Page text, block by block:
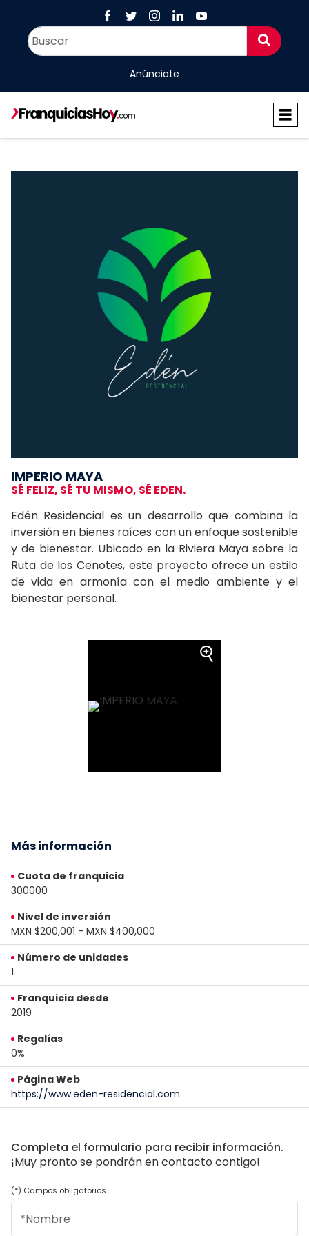
Anúnciate
IMPERIO MAYA
SÉ FELIZ, SÉ TU MISMO, SÉ EDEN.
Edén Residencial es un desarrollo que combina la
inversión en bienes raíces con un enfoque sostenible
y de bienestar. Ubicado en la Riviera Maya sobre la
Ruta de los Cenotes, este proyecto ofrece un estilo
de vida en armonía con el medio ambiente y el
bienestar personal.
Más información
Cuota de franquicia
300000
Nivel de inversión
MXN $200,001 - MXN $400,000
Número de unidades
1
Franquicia desde
2019
Regalías
0%
Página Web
https://www.eden-residencial.com
Completa el formulario para recibir información.
¡Muy pronto se pondrán en contacto contigo!
(*) Campos obligatorios